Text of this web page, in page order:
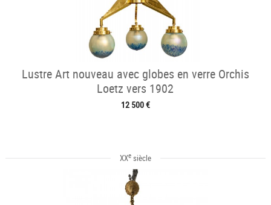
Lustre Art nouveau avec globes en verre Orchis
Loetz vers 1902
12 500 €
XXesiècle